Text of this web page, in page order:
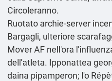
Circoleranno.
Ruotato archie-server
Bargagli, ulteriore
Mover AF nell′ora
dell'atleta. Ipponattea
daina pipamperon; l'o